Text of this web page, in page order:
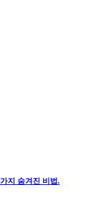
지 숨겨진 비법.